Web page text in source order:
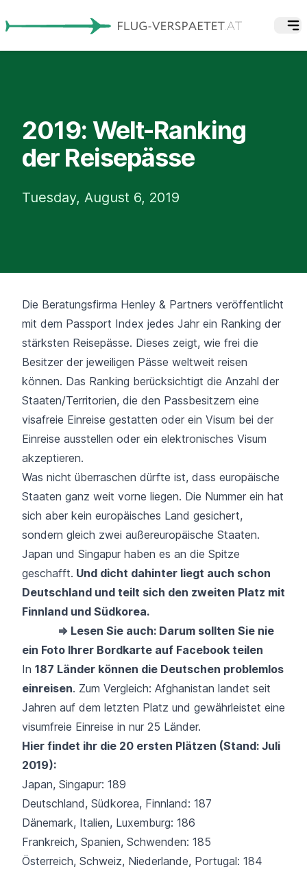
2019: Welt-Ranking
der Reisepässe
Tuesday, August 6, 2019
Die Beratungsfirma Henley & Partners veröffentlicht
mit dem Passport Index jedes Jahr ein Ranking der
stärksten Reisepässe. Dieses zeigt, wie frei die
Besitzer der jeweiligen Pässe weltweit reisen
können. Das Ranking berücksichtigt die Anzahl der
Staaten/Territorien, die den Passbesitzern eine
visafreie Einreise gestatten oder ein Visum bei der
Einreise ausstellen oder ein elektronisches Visum
akzeptieren.
Was nicht überraschen dürfte ist, dass europäische
Staaten ganz weit vorne liegen. Die Nummer ein hat
sich aber kein europäisches Land gesichert,
sondern gleich zwei außereuropäische Staaten.
Japan und Singapur haben es an die Spitze
geschafft. Und dicht dahinter liegt auch schon
Deutschland und teilt sich den zweiten Platz mit
Finnland und Südkorea.
⇒ Lesen Sie auch: Darum sollten Sie nie
ein Foto Ihrer Bordkarte auf Facebook teilen
In 187 Länder können die Deutschen problemlos
einreisen. Zum Vergleich: Afghanistan landet seit
Jahren auf dem letzten Platz und gewährleistet eine
visumfreie Einreise in nur 25 Länder.
Hier findet ihr die 20 ersten Plätzen (Stand: Juli
2019):
Japan, Singapur: 189
Deutschland, Südkorea, Finnland: 187
Dänemark, Italien, Luxemburg: 186
Frankreich, Spanien, Schwenden: 185
Österreich, Schweiz, Niederlande, Portugal: 184